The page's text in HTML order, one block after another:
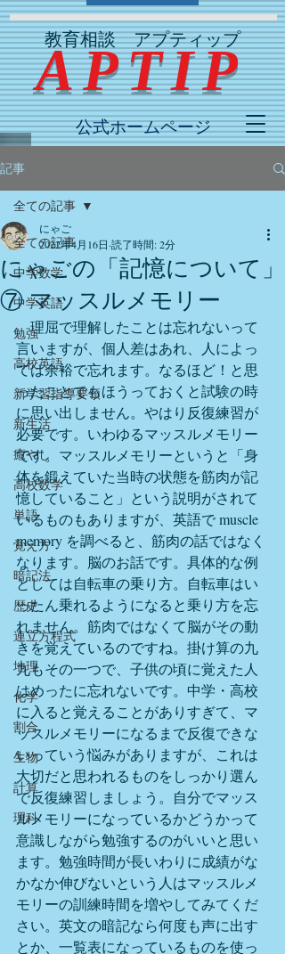
教育相談 アプティップ
​ APTIP
公式ホームページ
記事
全ての記事
中学数学
中学英語
勉強
高校英語
新学習指導要領
新生活
癒やし
高校数学
単語
覚え方
暗記法
歴史
連立方程式
地理
化学
割合
生物
計算
理科
全ての記事
にゃごの「記憶について」
⑦ マッスルメモリー
にゃご
2022年4月16日 読了時間: 2分
理屈で理解したことは忘れないって
言いますが、個人差はあれ、人によっ
ては余裕で忘れます。なるほど！と思
ったことでもほうっておくと試験の時
に思い出しません。やはり反復練習が
必要です。いわゆるマッスルメモリー
です。マッスルメモリーというと「身
体を鍛えていた当時の状態を筋肉が記
憶していること」という説明がされて
いるものもありますが、英語で muscle
memory を調べると、筋肉の話ではなく
なります。脳のお話です。具体的な例
としては自転車の乗り方。自転車はい
ったん乗れるようになると乗り方を忘
れません。筋肉ではなくて脳がその動
きを覚えているのですね。掛け算の九
九もその一つで、子供の頃に覚えた人
はめったに忘れないです。中学・高校
に入ると覚えることがありすぎて、マ
ッスルメモリーになるまで反復できな
いっていう悩みがありますが、これは
大切だと思われるものをしっかり選ん
で反復練習しましょう。自分でマッス
ルメモリーになっているかどうかって
意識しながら勉強するのがいいと思い
ます。勉強時間が長いわりに成績がな
かなか伸びないという人はマッスルメ
モリーの訓練時間を増やしてみてくだ
さい。英文の暗記なら何度も声に出す
とか、一覧表になっているものを使っ